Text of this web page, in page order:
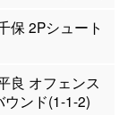
保 2Pシュート
良 オフェンス
ウンド(1-1-2)